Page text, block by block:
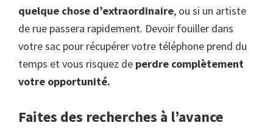
quelque chose d’extraordinaire, ou si un artiste
de rue passera rapidement. Devoir fouiller dans
votre sac pour récupérer votre téléphone prend du
temps et vous risquez de perdre complètement
votre opportunité.
Faites des recherches à l’avance